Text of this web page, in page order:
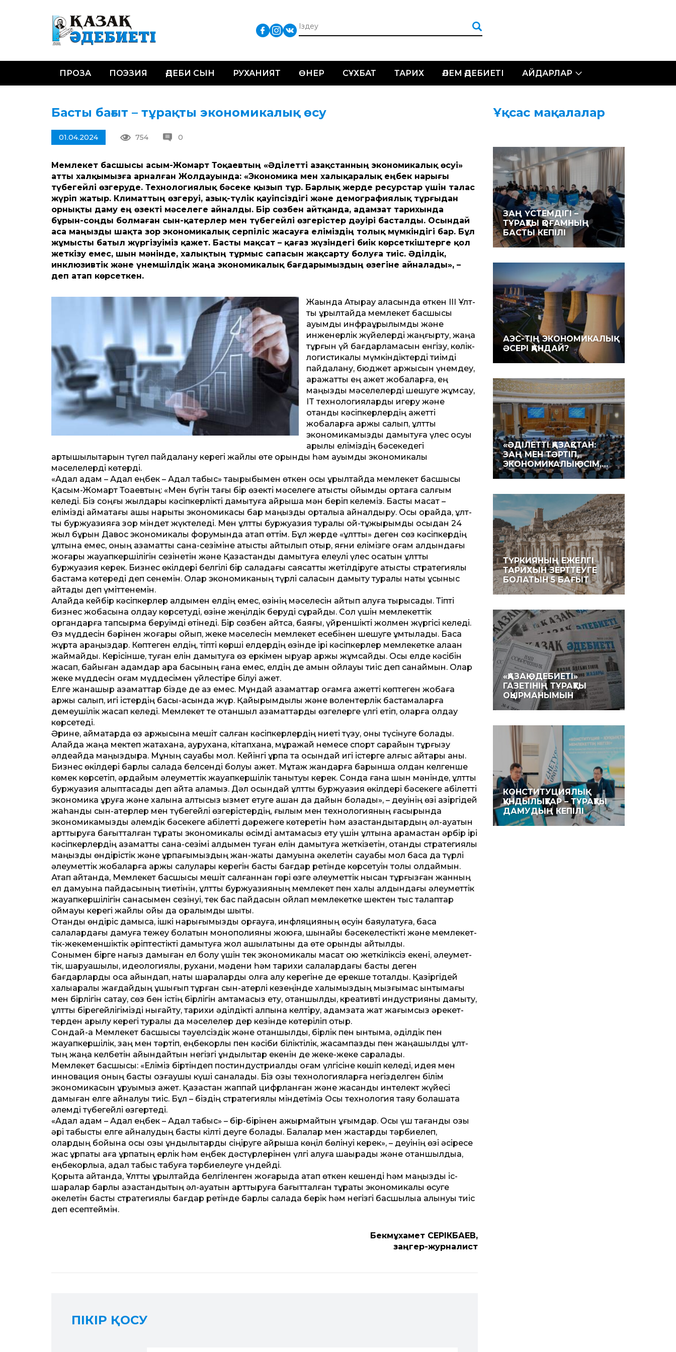
ПРОЗА ПОЭЗИЯ ӘДЕБИ СЫН РУХАНИЯТ ӨНЕР СҰХБАТ ТАРИХ ӘЛЕМ ӘДЕБИЕТІ АЙДАРЛАР
Басты бағыт – тұрақты экономикалық өсу
01.04.2024 754 0
Мемлекет басшысы Қасым-Жомарт Тоқаевтың «Әділет­ті Қазақ­станның экономикалық өсуі»
ат­ты халқымызға арналған Жолдауында: «Экономика мен халықаралық еңбек нарығы
түбегейлі өзгеруде. Технологиялық бәсеке қызып тұр. Барлық жерде ресурстар үшін талас
жүріп жатыр. Климат­тың өзгеруі, азық-түлік қауіпсіздігі және демографиялық тұрғыдан
орнықты даму ең өзекті мәселеге айналды. Бір сөзбен айт­қанда, адамзат тарихында
бұрын-соңды болмаған сын-қатерлер мен түбегейлі өзгерістер дәуірі басталды. Осындай
аса маңызды шақта зор экономикалық серпіліс жасауға еліміздің толық мүмкіндігі бар. Бұл
жұмысты батыл жүргізуіміз қажет. Басты мақсат – қағаз жүзіндегі биік көрсеткіштерге қол
жеткізу емес, шын мәнінде, халықтың тұрмыс сапасын жақсарту болуға тиіс. Әділдік,
инклюзивтік және үнемшілдік жаңа экономикалық бағдарымыздың өзегіне айналады», –
деп атап көрсеткен.
Жақында Атырау қаласында өткен III Ұлт­
тық құрылтайда мемлекет басшысы
ауқымды инфрақұрылымдық және
инженерлік жүйелерді жаңғырту, жаңа
тұрғын үй бағдарламасын енгізу, көлік-
логистикалық мүмкіндіктерді тиімді
пайдалану, бюджет қаржысын үнемдеу,
қаражат­ты ең қажет жобаларға, ең
маңызды мәселелерді шешуге жұмсау,
IT технологияларды игеру және
отандық кәсіпкерлердің қажет­ті
жобаларға қаржы салып, ұлт­тық
экономикамызды дамытуға үлес қосуы
арқылы еліміздің бәсекедегі
артықшылықтарын түгел пайдалану керегі жайлы өте орынды һәм ауқымды экономикалық
мәселелерді көтерді.
«Адал адам – Адал еңбек – Адал табыс» тақырыбымен өткен осы құрылтайда мемлекет басшысы
Қасым-Жомарт Тоқаевтың: «Мен бүгін тағы бір өзекті мәселеге қатысты ойымды ортаға салғым
келеді. Біз соңғы жылдары кәсіпкерлікті дамытуға айрықша мән беріп келеміз. Басты мақсат –
елімізді аймақтағы ашық нарықтық экономикасы бар маңызды орталыққа айналдыру. Осы орайда, ұлт­
тық буржуазияға зор міндет жүктеледі. Мен ұлт­тық буржуазия туралы ой-тұжырымды осыдан 24
жыл бұрын Давос экономикалық форумында атап өт­тім. Бұл жерде «ұлт­тық» деген сөз кәсіпкердің
ұлтына емес, оның азамат­тық сана-сезіміне қатысты айтылып отыр, яғни елімізге қоғам алдындағы
жоғары жауапкершілігін сезінетін және Қазақ­станды дамытуға елеулі үлес қосатын ұлт­тық
буржуазия керек. Бизнес өкілдері белгілі бір саладағы саясат­ты жетілдіруге қатысты стратегиялық
бастама көтереді деп сенемін. Олар экономиканың түрлі саласын дамыту туралы нақты ұсыныс
айтады деп үміт­тенемін.
Алайда кейбір кәсіпкерлер алдымен елдің емес, өзінің мәселесін айтып қалуға тырысады. Тіпті
бизнес жобасына қолдау көрсетуді, өзіне жеңілдік беруді сұрайды. Сол үшін мемлекет­тік
органдарға тапсырма беруімді өтінеді. Бір сөзбен айтсақ, баяғы, үйреншікті жолмен жүргісі келеді.
Өз мүддесін бәрінен жоғары қойып, жеке мәселесін мемлекет есебінен шешуге ұмтылады. Басқа
жұртқа қараңыздар. Көптеген елдің, тіпті көрші елдердің өзінде ірі кәсіпкерлер мемлекетке алақан
жаймайды. Керісінше, туған елін дамытуға өз еркімен қыр­уар қаржы жұмсайды. Осы елде кәсібін
жасап, байыған адамдар қара басының ғана емес, елдің де қамын ойлауы тиіс деп санаймын. Олар
жеке мүддесін қоғам мүддесімен үйлестіре білуі қажет.
Елге жанашыр азамат­тар бізде де аз емес. Мұндай азамат­тар қоғамға қажет­ті көптеген жобаға
қаржы салып, игі істердің басы-қасында жүр. Қайырымдылық және волентерлік бастамаларға
демеушілік жасап келеді. Мемлекет те отаншыл азамат­тарды өзгелерге үлгі етіп, оларға қолдау
көрсетеді.
Әрине, аймақтарда өз қаржысына мешіт салған кәсіпкерлердің ниеті түзу, оны түсінуге болады.
Алайда жаңа мектеп жатақхана, аурухана, кітапхана, мұражай немесе спорт сарайын тұрғызу
әлдеқайда маңыздырақ. Мұның сауабы мол. Ке­йінгі ұрпақ та осындай игі істерге алғыс айтары анық.
Бизнес өкілдері барлық салада белсенді болуы қажет. Мұқтаж жандарға барынша қолдан келгенше
көмек көрсетіп, әрдайым әлеумет­тік жауапкершілік танытуы керек. Сонда ғана шын мәнінде, ұлт­тық
буржуазия қалыптасады деп айта аламыз. Дәл осындай ұлт­тық буржуазия өкілдері бәсекеге қабілет­ті
экономика құруға және халқына қалтқысыз қызмет етуге қашан да дайын болады», – деуінің өзі қазіргідей
жаһандық сын-қатерлер мен түбегейлі өзгерістердің, ғылым мен технологияның ғасырында
экономикамызды әлемдік бәсекеге қабілет­ті дәрежеге көтеретін һәм қазақ­стандықтардың әл-ауқатын
арт­тыруға бағыт­талған тұрақты экономикалық өсімді қамтамасыз ету үшін ұлтына қарамастан әрбір ірі
кәсіпкерлердің азамат­тық сана-сезімі алдымен туған елін дамытуға жеткізетін, отандық стратегиялық
маңызды өндірістік және ұрпағымыздың жан-жақты дамуына әкелетін сауабы мол басқа да түрлі
әлеумет­тік жобаларға қаржы салулары керегін басты бағдар ретінде көрсетуін толық қолдаймын.
Атап айт­қанда, Мемлекет басшысы мешіт салғаннан гөрі өзге әлеумет­тік нысан тұрғызған жанның
ел дамуына пайдасының тиетінін, ұлт­тық буржуазияның мемлекет пен халық алдындағы әлеумет­тік
жауапкершілігін санасымен сезінуі, тек бас пайдасын ойлап мемлекетке шектен тыс талаптар
қоймауы керегі жайлы ойы да оралымды шықты.
Отандық өндіріс дамыса, ішкі нарығымызды қорғауға, инфляцияның өсуін баяулатуға, басқа
салалардағы дамуға тежеу болатын монополияны жоюға, шынайы бәсекелестікті және мемлекет­
тік-жекеменшіктік әріптестікті дамытуға жол ашылатыны да өте орынды айтылды.
Сонымен бірге нағыз дамыған ел болу үшін тек экономикалық мақсат қою жеткіліксіз екені, әлеумет­
тік, шаруашылық, идеологиялық, рухани, мәдени һәм тарихи салалардағы басты деген
бағдарларды қоса айқындап, нақты шараларды қолға алу керегіне де ерекше тоқталды. Қазіргідей
халықаралық жағдайдың ұшығып тұрған сын-қатерлі кезеңінде халқымыздың мызғымас ынтымағы
мен бірлігін сақтау, сөз бен істің бірлігін қамтамасыз ету, отаншылдық, креативті индустрияны дамыту,
ұлт­тық бірегейлігімізді нығайту, тарихи әділдікті қалпына келтіру, адамзатқа жат жағымсыз әрекет­
терден арылу керегі туралы да мәселелер дер кезінде көтеріліп отыр.
Сондай-ақ Мемлекет басшысы тәуелсіздік және отаншылдық, бірлік пен ынтымақ, әділдік пен
жауапкершілік, заң мен тәртіп, еңбекқорлық пен кәсіби біліктілік, жасампаздық пен жаңашылдық ұлт­
тың жаңа келбетін айқындайтын негізгі құндылықтар екенін де жеке-жеке саралады.
Мемлекет басшысы: «Еліміз біртіндеп постиндустриалды қоғам үлгісіне көшіп келеді, идея мен
инновация оның басты қозғаушы күші саналады. Біз озық технологияларға негізделген білім
экономикасын құруымыз қажет. Қазақ­стан жап­пай цифрланған және жасанды интелект жүйесі
дамыған елге айналуы тиіс. Бұл – біздің стратегиялық міндетіміз Осы технология таяу болашақта
әлемді түбегейлі өзгертеді.
«Адал адам – Адал еңбек – Адал табыс» – бір-бірінен ажырмайтын ұғымдар. Осы үш тағанды озық
әрі табысты елге айналудың басты кілті деуге болады. Балалар мен жастарды тәрбиелеп,
олардың бойына осы озық құндылықтарды сіңіруге айрықша көңіл бөлінуі керек», – деуінің өзі әсіресе
жас ұрпақты аға ұрпақтың ерлік һәм еңбек дәстүрлерінен үлгі алуға шақырады және отаншылдыққа,
еңбекқорлыққа, адал табыс табуға тәрбиелеуге үндейді.
Қорыта айт­қанда, Ұлт­тық құрылтайда белгіленген жоғарыда атап өткен кешенді һәм маңызды іс-
шаралар барлық қазақ­стандықтың әл-ауқатын арт­тыруға бағыт­талған тұрақты экономикалық өсуге
әкелетін басты стратегиялық бағдар ретінде барлық салада берік һәм негізгі басшылыққа алынуы тиіс
деп есептеймін.
Бекмұхамет СЕРІКБАЕВ,
заңгер-журналист
ПІКІР ҚОСУ
Ұқсас мақалалар
ЗАҢ ҮСТЕМДІГІ –
ТҰРАҚТЫ ҚОҒАМНЫҢ
БАСТЫ КЕПІЛІ
АЭС-ТІҢ ЭКОНОМИКАЛЫҚ
ӘСЕРІ ҚАНДАЙ?
«ӘДІЛЕТ­ТІ ҚАЗАҚ­СТАН:
ЗАҢ МЕН ТӘРТІП,
ЭКОНОМИКАЛЫҚ ӨСІМ,…
ТҮРКИЯНЫҢ ЕЖЕЛГІ
ТАРИХЫН ЗЕРТТЕУГЕ
БОЛАТЫН 5 БАҒЫТ
«ҚАЗАҚ ӘДЕБИЕТІ»
ГАЗЕТІНІҢ ТҰРАҚТЫ
ОҚЫРМАНЫМЫН
КОНСТИТУЦИЯЛЫҚ
ҚҰНДЫЛЫҚТАР – ТҰРАҚТЫ
ДАМУДЫҢ КЕПІЛІ